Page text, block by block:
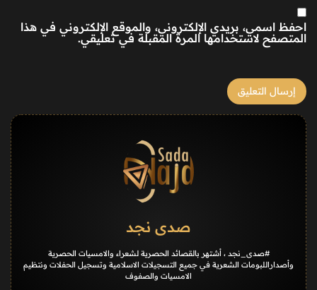
احفظ اسمي، بريدي الإلكتروني، والموقع الإلكتروني في هذا
المتصفح لاستخدامها المرة المقبلة في تعليقي.
صدى نجد
#صدى_نجد ، أشتهر بالقصائد الحصرية لشعراء والامسيات الحصرية
وأصداراللبومات الشعرية في جميع التسجيلات الاسلامية وتسجيل الحفلات ونتظيم
الامسيات والصفوف